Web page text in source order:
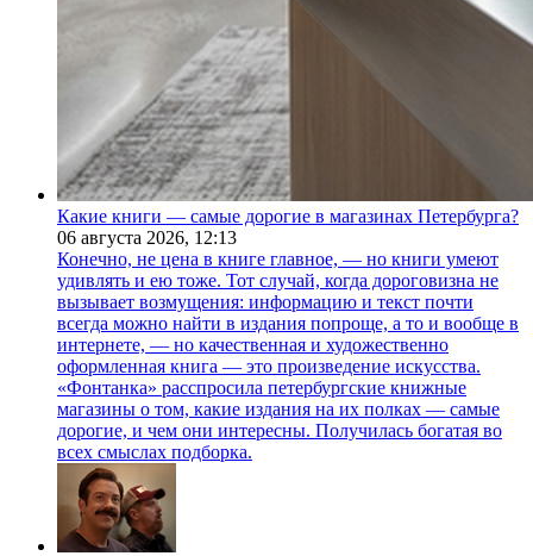
Какие книги — самые дорогие в магазинах Петербурга?
06 августа 2026, 12:13
Конечно, не цена в книге главное, — но книги умеют
удивлять и ею тоже. Тот случай, когда дороговизна не
вызывает возмущения: информацию и текст почти
всегда можно найти в издания попроще, а то и вообще в
интернете, — но качественная и художественно
оформленная книга — это произведение искусства.
«Фонтанка» расспросила петербургские книжные
магазины о том, какие издания на их полках — самые
дорогие, и чем они интересны. Получилась богатая во
всех смыслах подборка.